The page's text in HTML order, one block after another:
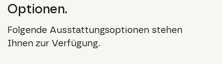
Optionen.
Folgende Ausstattungsoptionen stehen
Ihnen zur Verfügung.